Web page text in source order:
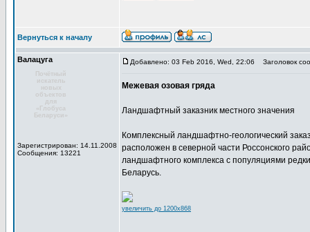
Вернуться к началу
Валацуга
Почётный
искатель
новых
объектов
для
«Глобуса
Беларуси»
Зарегистрирован: 14.11.2008
Сообщения: 13221
Добавлено: 03 Feb 2016, Wed, 22:06 Заголовок
Межевая озовая гряда
Ландшафтный заказник местного значения
Комплексный ландшафтно-геологический
расположен в северной части Россонского
ландшафтного комплекса с популяциями
Беларусь.
увеличить до 1200x868